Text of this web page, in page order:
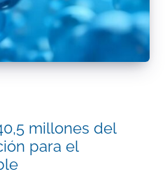
millones del
para el